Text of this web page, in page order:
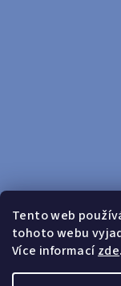
Tento web
tohoto webu
Více informacízde.